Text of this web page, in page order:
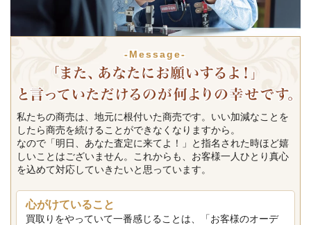
-Message-
私たちの商売は、地元に根付いた商売です。いい加減なことを
したら商売を続けることができなくなりますから。
なので「明日、あなた査定に来てよ！」と指名された時ほど嬉
しいことはございません。これからも、お客様一人ひとり真心
を込めて対応していきたいと思っています。
心がけていること
買取りをやっていて一番感じることは、「お客様のオーデ